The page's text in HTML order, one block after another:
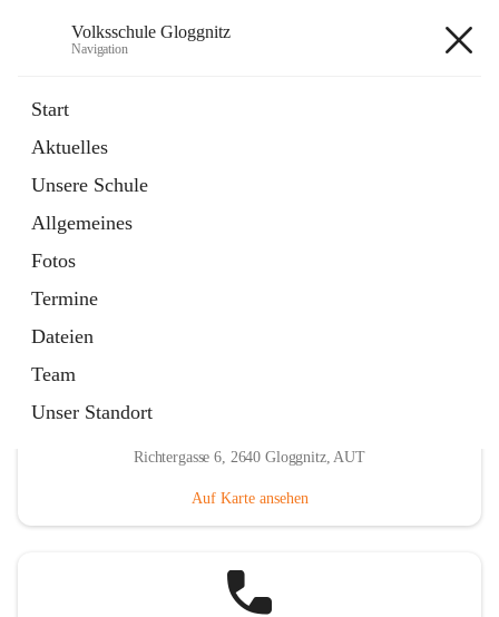
Volksschule Gloggnitz
Navigation
Start
Aktuelles
Unsere Schule
Allgemeines
Fotos
Termine
Dateien
Team
Unser Standort
Seite
in
Tab
Elternverein
öffnet
in
neuem
Tab
Richtergasse 6, 2640 Gloggnitz, AUT
Auf Karte ansehen